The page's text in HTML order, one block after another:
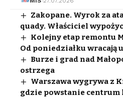
Zakopane. Wyrok za
quady. Właściciel
Kolejny etap remontu
Od poniedziałku wracają
Burze i grad nad
ostrzega
Warszawa wygrywa z
gdzie powstanie centrum